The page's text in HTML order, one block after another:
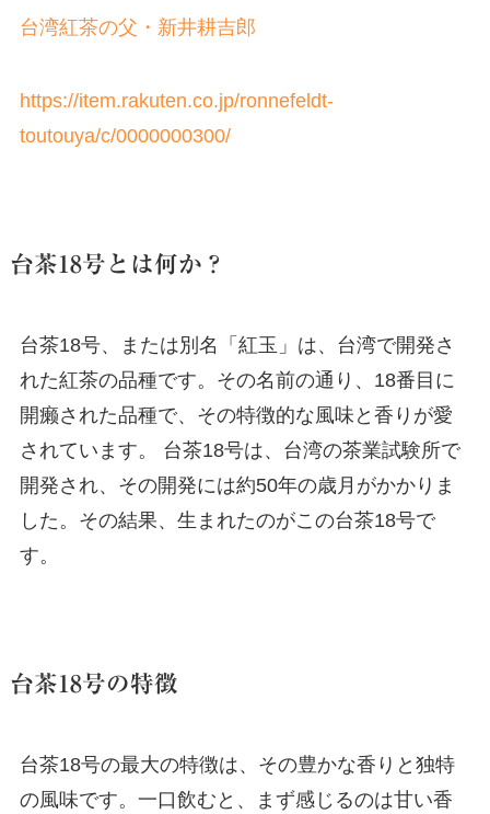
台湾紅茶の父・新井耕吉郎
https://item.rakuten.co.jp/ronnefeldt-
toutouya/c/0000000300/
台茶18号とは何か？
台茶18号、または別名「紅玉」は、台湾で開発さ
れた紅茶の品種です。その名前の通り、18番目に
開癞された品種で、その特徴的な風味と香りが愛
されています。 台茶18号は、台湾の茶業試験所で
開発され、その開発には約50年の歳月がかかりま
した。その結果、生まれたのがこの台茶18号で
す。
台茶18号の特徴
台茶18号の最大の特徴は、その豊かな香りと独特
の風味です。一口飲むと、まず感じるのは甘い香